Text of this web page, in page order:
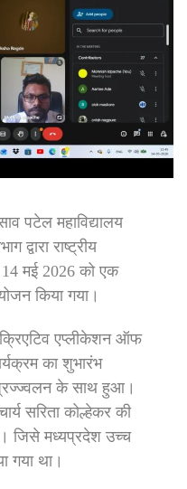
पटेल महाविद्यालय
द्वारा राष्ट्रीय
14 मई 2026 को एक
किया गया।
एप्लीकेशन ऑफ
का शुभारंभ
के साथ हुआ।
सरिता कोल्हेकर की
जिसे मध्यप्रदेश उच्च
गया था।